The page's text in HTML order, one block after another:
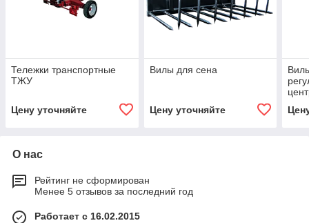
Тележки транспортные
ТЖУ
Цену уточняйте
Вилы для сена
Цену уточняйте
О нас
Рейтинг не сформирован
Менее 5 отзывов за последний год
Работает с 16.02.2015